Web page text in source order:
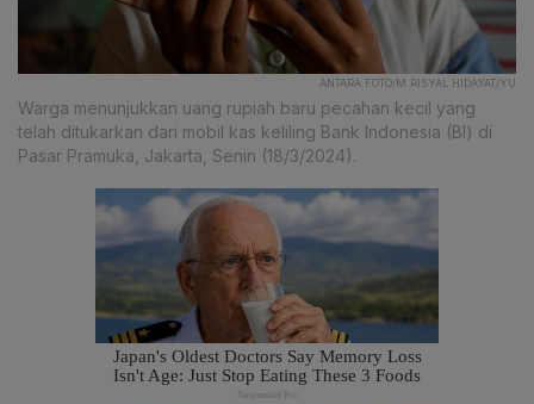
ANTARA FOTO/M RISYAL HIDAYAT/YU
Warga menunjukkan uang rupiah baru pecahan kecil yang
telah ditukarkan dari mobil kas keliling Bank Indonesia (BI) di
Pasar Pramuka, Jakarta, Senin (18/3/2024).